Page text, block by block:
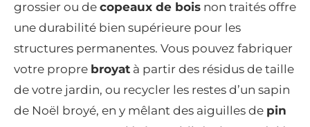
grossier ou de copeaux de bois non traités offre
une durabilité bien supérieure pour les
structures permanentes. Vous pouvez fabriquer
votre propre broyat à partir des résidus de taille
de votre jardin, ou recycler les restes d’un sapin
de Noël broyé, en y mêlant des aiguilles de pin